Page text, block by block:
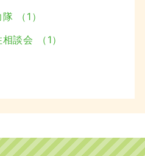
（1）
談会 （1）